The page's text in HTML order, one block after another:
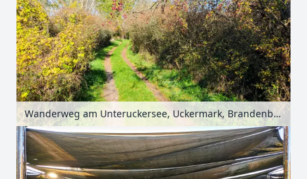
Wanderweg am Unteruckersee, Uckermark, Brandenburg, Deutschland